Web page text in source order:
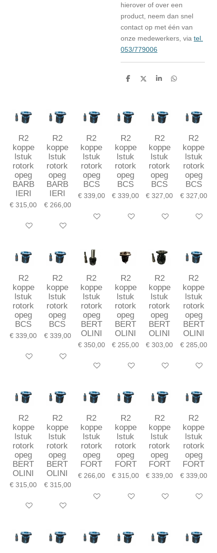
hierover of over een
product, neem dan snel
contact op met één van
onze medewerkers, via tel.
053/779006
D
D
S
D
R2
koppe
lstuk
rotork
opeg
BARB
IERI
€ 315,00
In winkelwagen
R2
koppe
lstuk
rotork
opeg
BARB
IERI
€ 266,00
In winkelwagen
R2
koppe
lstuk
rotork
opeg
BCS
€ 339,00
In winkelwagen
R2
koppe
lstuk
rotork
opeg
BCS
€ 339,00
In winkelwagen
R2
koppe
lstuk
rotork
opeg
BCS
€ 327,00
In winkelwagen
R2
koppe
lstuk
rotork
opeg
BCS
€ 327,00
In
R2
koppe
lstuk
rotork
opeg
BCS
€ 339,00
In winkelwagen
R2
koppe
lstuk
rotork
opeg
BCS
€ 339,00
In winkelwagen
R2
koppe
lstuk
rotork
opeg
BERT
OLINI
€ 350,00
In winkelwagen
R2
koppe
lstuk
rotork
opeg
BERT
OLINI
€ 255,00
In winkelwagen
R2
koppe
lstuk
rotork
opeg
BERT
OLINI
€ 303,00
In winkelwagen
R2
koppe
lstuk
rotork
opeg
BERT
OLINI
€ 285,00
In
R2
koppe
lstuk
rotork
opeg
BERT
OLINI
€ 315,00
In winkelwagen
R2
koppe
lstuk
rotork
opeg
BERT
OLINI
€ 315,00
In winkelwagen
R2
koppe
lstuk
rotork
opeg
FORT
€ 266,00
In winkelwagen
R2
koppe
lstuk
rotork
opeg
FORT
€ 315,00
In winkelwagen
R2
koppe
lstuk
rotork
opeg
FORT
€ 339,00
In winkelwagen
R2
koppe
lstuk
rotork
opeg
FORT
€ 339,00
In